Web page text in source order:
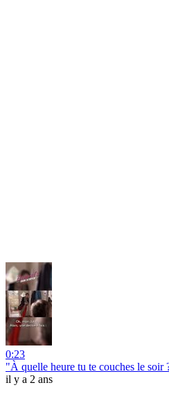
0:23
"À quelle heure tu te couches le soir
il y a 2 ans